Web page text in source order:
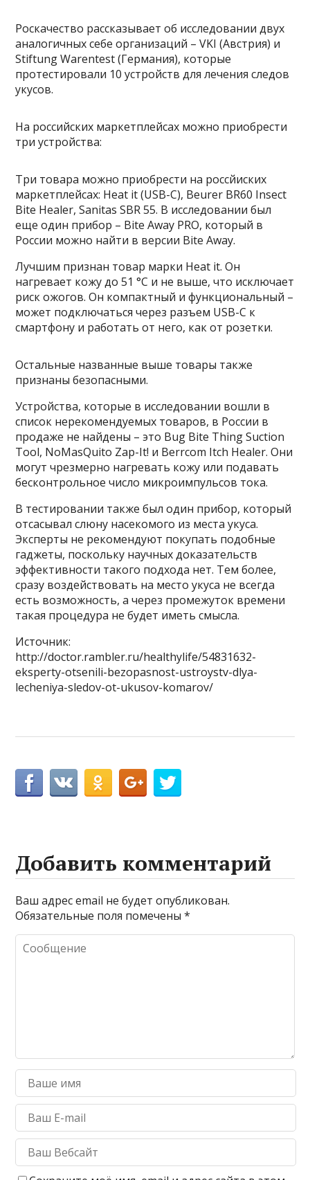
Роскачество рассказывает об исследовании двух
аналогичных себе организаций – VKI (Австрия) и
Stiftung Warentest (Германия), которые
протестировали 10 устройств для лечения следов
укусов.
На российских маркетплейсах можно приобрести
три устройства:
Три товара можно приобрести на россйиских
маркетплейсах: Heat it (USB-C), Beurer BR60 Insect
Bite Healer, Sanitas SBR 55. В исследовании был
еще один прибор – Bite Away PRO, который в
России можно найти в версии Bite Away.
Лучшим признан товар марки Heat it. Он
нагревает кожу до 51 °C и не выше, что исключает
риск ожогов. Он компактный и функциональный –
может подключаться через разъем USB-C к
смартфону и работать от него, как от розетки.
Остальные названные выше товары также
признаны безопасными.
Устройства, которые в исследовании вошли в
список нерекомендуемых товаров, в России в
продаже не найдены – это Bug Bite Thing Suction
Tool, NoMasQuito Zap-It! и Berrcom Itch Healer. Они
могут чрезмерно нагревать кожу или подавать
бесконтрольное число микроимпульсов тока.
В тестировании также был один прибор, который
отсасывал слюну насекомого из места укуса.
Эксперты не рекомендуют покупать подобные
гаджеты, поскольку научных доказательств
эффективности такого подхода нет. Тем более,
сразу воздействовать на место укуса не всегда
есть возможность, а через промежуток времени
такая процедура не будет иметь смысла.
Источник:
http://doctor.rambler.ru/healthylife/54831632-
eksperty-otsenili-bezopasnost-ustroystv-dlya-
lecheniya-sledov-ot-ukusov-komarov/
Добавить комментарий
Ваш адрес email не будет опубликован.
Обязательные поля помечены*